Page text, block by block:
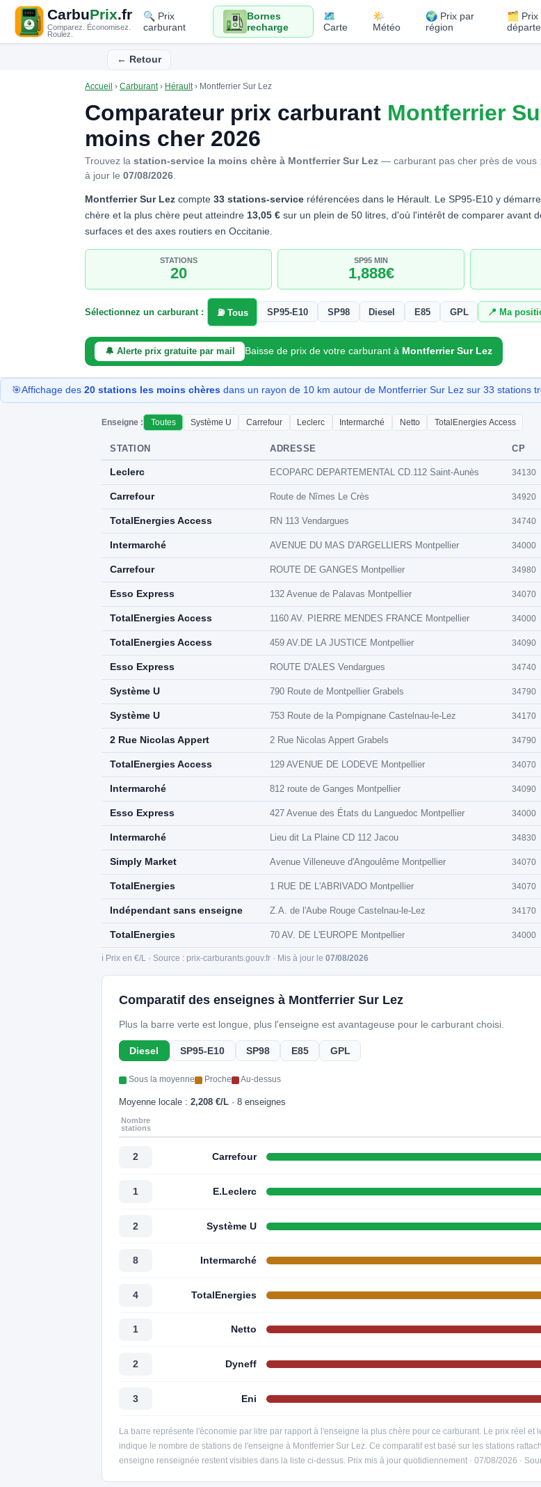
CarbuPrix.fr
Comparez. Économisez.
Roulez.
🔍 Prix
carburant
Bornes
recharge
🗺️
Carte
🌤️
Météo
🌍 Prix par
région
🗂️ Prix
← Retour
Accueil › Carburant› Hérault› Montferrier Sur Lez
Comparateur prix carburant Montferrier
moins cher 2026
Trouvez la station-service la moins chère à Montferrier Sur Lez — carburant pas cher près de vous
à jour le 07/08/2026
Montferrier Sur Lez compte 33 stations-service référencées dans le Hérault. Le SP95-E10 y
chère et la plus chère peut atteindre 13,05 € sur un plein de 50 litres, d'où l'intérêt de comparer avant
surfaces et des axes routiers en Occitanie.
STATIONS
20
SP95 MIN
1,888€
Sélectionnez un carburant : ⛽ Tous SP95-E10 SP98 Diesel E85 GPL 📍 Ma
🔔 Alerte prix gratuite par mail Baisse de prix de votre carburant à Montferrier Sur Lez
🎯Affichage des 20 stations les moins chères dans un rayon de 10 km autour de Montferrier Sur Lez sur 33 stations
Enseigne : Toutes Système U Carrefour Leclerc Intermarché Netto TotalEnergies Access
STATION ADRESSE CP
Leclerc ECOPARC DEPARTEMENTAL CD.112 Saint-Aunès 34130
Carrefour Route de Nîmes Le Crès 34920
TotalEnergies Access RN 113 Vendargues 34740
Intermarché AVENUE DU MAS D'ARGELLIERS Montpellier 34000
Carrefour ROUTE DE GANGES Montpellier 34980
Esso Express 132 Avenue de Palavas Montpellier 34070
TotalEnergies Access 1160 AV. PIERRE MENDES FRANCE Montpellier 34000
TotalEnergies Access 459 AV.DE LA JUSTICE Montpellier 34090
Esso Express ROUTE D'ALES Vendargues 34740
Système U 790 Route de Montpellier Grabels 34790
Système U 753 Route de la Pompignane Castelnau-le-Lez 34170
2 Rue Nicolas Appert 2 Rue Nicolas Appert Grabels 34790
TotalEnergies Access 129 AVENUE DE LODEVE Montpellier 34070
Intermarché 812 route de Ganges Montpellier 34090
Esso Express 427 Avenue des États du Languedoc Montpellier 34000
Intermarché Lieu dit La Plaine CD 112 Jacou 34830
Simply Market Avenue Villeneuve d'Angoulême Montpellier 34070
TotalEnergies 1 RUE DE L'ABRIVADO Montpellier 34070
Indépendant sans enseigne Z.A. de l'Aube Rouge Castelnau-le-Lez 34170
TotalEnergies 70 AV. DE L'EUROPE Montpellier 34000
ℹ️ Prix en €/L · Source : prix-carburants.gouv.fr · Mis à jour le 07/08/2026
Comparatif des enseignes à Montferrier Sur Lez
Plus la barre verte est longue, plus l'enseigne est avantageuse pour le carburant choisi.
Diesel SP95-E10 SP98 E85 GPL
Sous la moyenne Proche Au-dessus
Moyenne locale : 2,208 €/L · 8 enseignes
Nombre
stations
2 Carrefour
1 E.Leclerc
2 Système U
8 Intermarché
4 TotalEnergies
1 Netto
2 Dyneff
3 Eni
La barre représente l'économie par litre par rapport à l'enseigne la plus chère pour ce carburant. Le prix réel
indique le nombre de stations de l'enseigne à Montferrier Sur Lez. Ce comparatif est basé sur les stations
enseigne renseignée restent visibles dans la liste ci-dessus. Prix mis à jour quotidiennement · 07/08/2026 ·